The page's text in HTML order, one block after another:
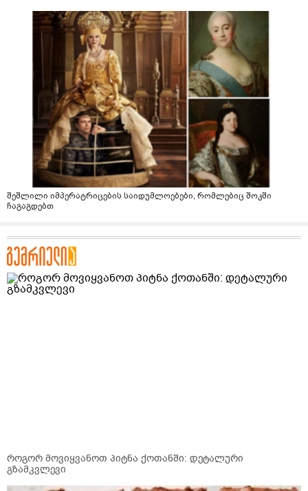
შეშლილი იმპერატრიცების საიდუმლოებები, რომლებიც შოკში
ჩაგაგდებთ
როგორ მოვიყვანოთ პიტნა ქოთანში: დეტალური
გზამკვლევი